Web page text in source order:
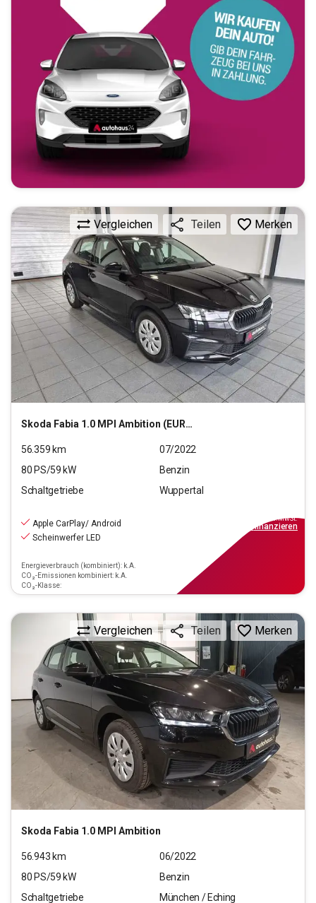
Skoda Fabia 1.0 MPI Ambition (EURO 6d)
Vergleichen Teilen Merken
56.359 km
07/2022
80 PS/59 kW
Benzin
Schaltgetriebe
Wuppertal
Apple CarPlay/ Android
Scheinwerfer LED
Energieverbrauch (kombiniert): k.A.
CO₂-Emissionen kombiniert: k.A.
CO₂-Klasse:
inkl.MwSt.
finanzieren
Skoda Fabia 1.0 MPI Ambition
Vergleichen Teilen Merken
56.943 km
06/2022
80 PS/59 kW
Benzin
Schaltgetriebe
München / Eching